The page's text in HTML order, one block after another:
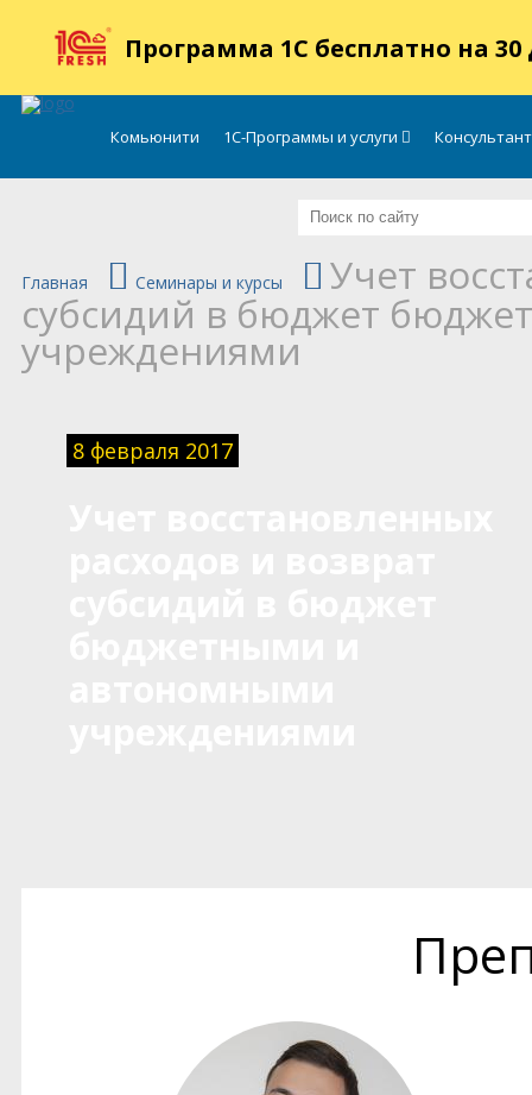
Программа 1С бесплатно на 30
Комьюнити 1С-Программы и услуги
Главная Семинары и курсы Учет
субсидий в бюджет
учреждениями
8 февраля 2017